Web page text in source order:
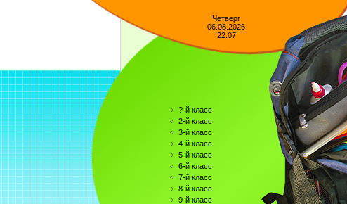
Четверг
06.08.2026
22:07
?-й класс
2-й класс
3-й класс
4-й класс
5-й класс
6-й класс
7-й класс
8-й класс
9-й класс